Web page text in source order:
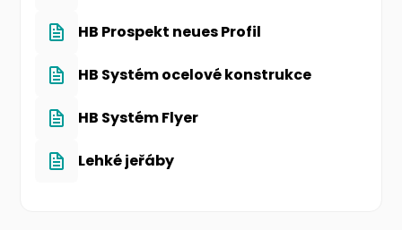
HB Prospekt neues Profil
HB Systém ocelové konstrukce
HB Systém Flyer
Lehké jeřáby